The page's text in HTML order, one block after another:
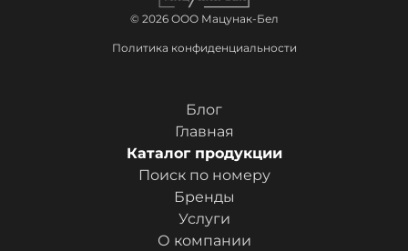
© 2026 ООО Мацунак-Бел
Политика конфиденциальности
Блог
Главная
Каталог продукции
Поиск по номеру
Бренды
Услуги
О компании